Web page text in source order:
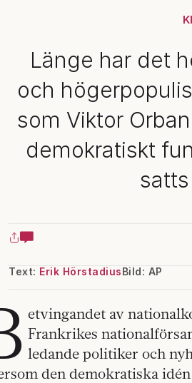
Länge har det
och
som Viktor
demokratiskt
Text: Erik HörstadiusBild: AP
etvingandet av
Frankrikes
ledande politiker och
den demokratiska